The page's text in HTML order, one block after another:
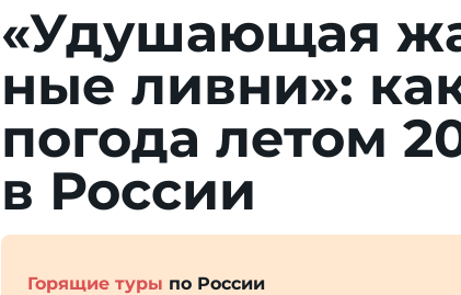
«Удушающая
ные лив­ни»:
по­го­да ле­том
в России
Горящие туры по России